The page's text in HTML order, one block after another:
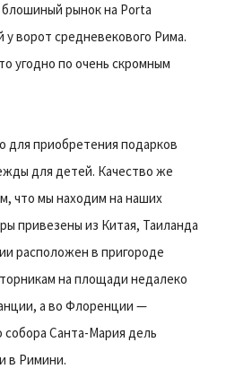
рынок на Porta
ворот средневекового Рима.
угодно по очень скромным
для приобретения подарков
для детей. Качество же
что мы находим на наших
привезены из Китая, Таиланда
расположен в пригороде
на площади недалеко
а во Флоренции —
собора Санта-Мария дель
в Римини.